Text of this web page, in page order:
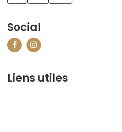
Social
Liens utiles